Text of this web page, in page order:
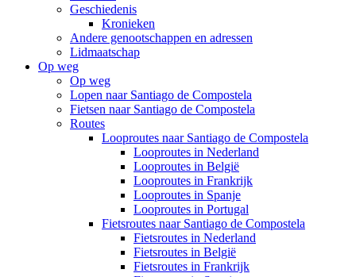
Geschiedenis
Kronieken
Andere genootschappen en adressen
Lidmaatschap
Op weg
Op weg
Lopen naar Santiago de Compostela
Fietsen naar Santiago de Compostela
Routes
Looproutes naar Santiago de Compostela
Looproutes in Nederland
Looproutes in België
Looproutes in Frankrijk
Looproutes in Spanje
Looproutes in Portugal
Fietsroutes naar Santiago de Compostela
Fietsroutes in Nederland
Fietsroutes in België
Fietsroutes in Frankrijk